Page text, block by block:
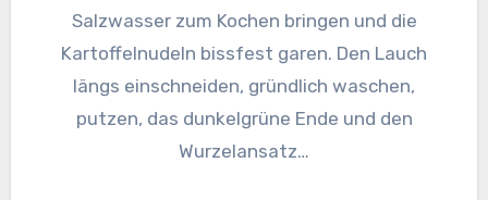
Salzwasser zum Kochen bringen und die
Kartoffelnudeln bissfest garen. Den Lauch
längs einschneiden, gründlich waschen,
putzen, das dunkelgrüne Ende und den
Wurzelansatz…